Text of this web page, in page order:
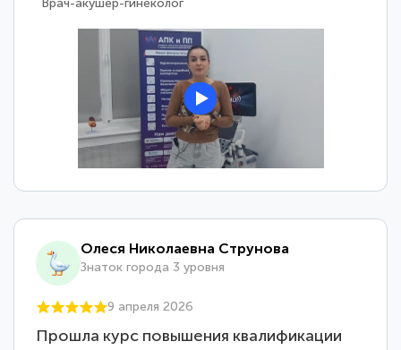
Врач-акушер-гинеколог
Олеся Николаевна Струнова
Знаток города 3 уровня
9 апреля 2026
Прошла курс повышения квалификации